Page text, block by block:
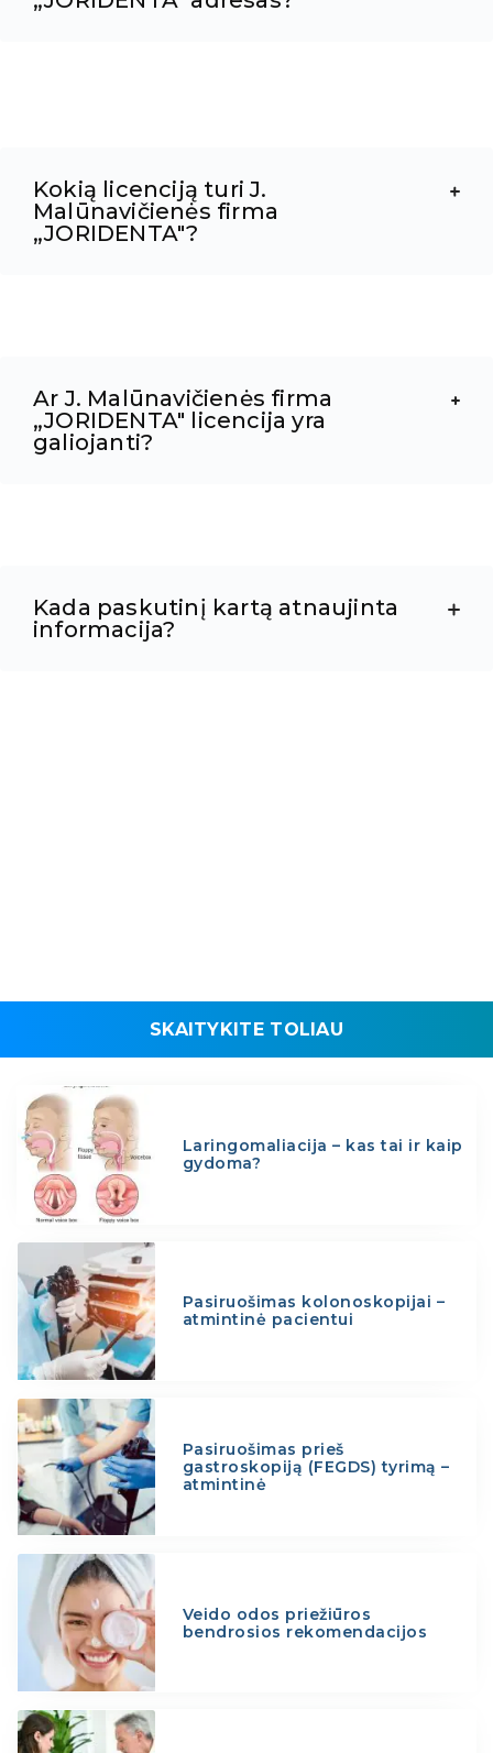
Kokią licenciją turi J.
Malūnavičienės firma
„JORIDENTA"?
Ar J. Malūnavičienės firma
„JORIDENTA" licencija yra
galiojanti?
Kada paskutinį kartą atnaujinta
informacija?
SKAITYKITE TOLIAU
Laringomaliacija – kas tai ir kaip
gydoma?
Pasiruošimas kolonoskopijai –
atmintinė pacientui
Pasiruošimas prieš
gastroskopiją (FEGDS) tyrimą –
atmintinė
Veido odos priežiūros
bendrosios rekomendacijos